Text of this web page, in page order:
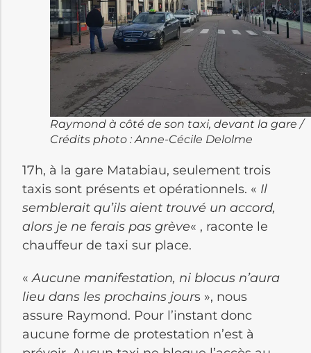
Raymond à côté de son taxi, devant la gare /
Crédits photo : Anne-Cécile Delolme
17h, à la gare Matabiau, seulement trois
taxis sont présents et opérationnels. « Il
semblerait qu’ils aient trouvé un accord,
alors je ne ferais pas grève« , raconte le
chauffeur de taxi sur place.
«Aucune manifestation, ni blocus n’aura
lieu dans les prochains jours », nous
assure Raymond. Pour l’instant donc
aucune forme de protestation n’est à